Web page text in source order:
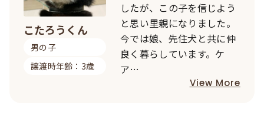
こたろうくん
男の子
譲渡時年齢：3歳
したが、この子を信じよう
と思い里親になりました。
今では娘、先住犬と共に仲
良く暮らしています。ケ
ア…
View More